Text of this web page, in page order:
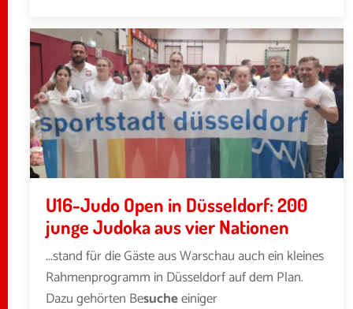
U16-Judo Open in Düsseldorf: 200
junge Judoka aus vier Nationen
...stand für die Gäste aus Warschau auch ein kleines
Rahmenprogramm in Düsseldorf auf dem Plan.
Dazu gehörten Besucheeiniger